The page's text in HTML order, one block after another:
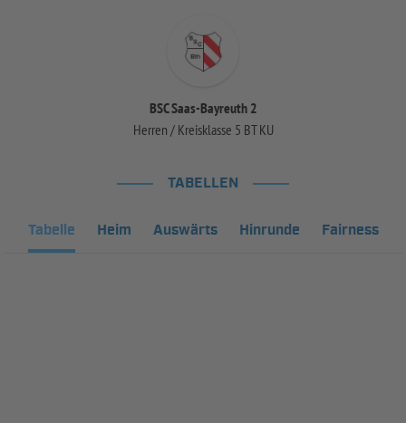
BSC Saas-Bayreuth 2
Herren / Kreisklasse 5 BT KU
TABELLEN
Tabelle Heim Auswärts Hinrunde Fairness